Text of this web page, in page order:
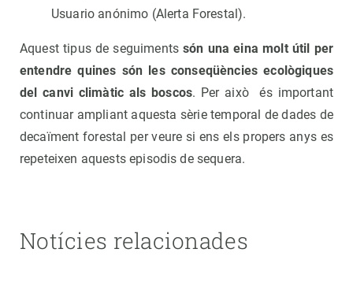
Usuario anónimo (Alerta Forestal).
Aquest tipus de seguiments són una eina molt útil per
entendre quines són les conseqüències ecològiques
del canvi climàtic als boscos. Per això és important
continuar ampliant aquesta sèrie temporal de dades de
decaïment forestal per veure si ens els propers anys es
repeteixen aquests episodis de sequera.
Notícies relacionades